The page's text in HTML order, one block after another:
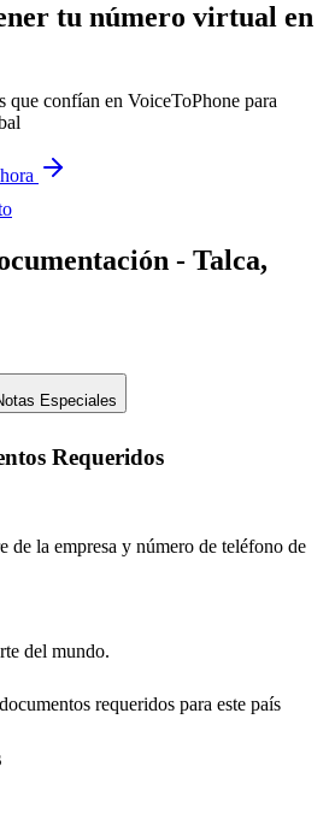
tu número virtual en
que confían en VoiceToPhone para
- Talca,
Especiales
Requeridos
de la empresa y número de teléfono de
del mundo.
requeridos para este país